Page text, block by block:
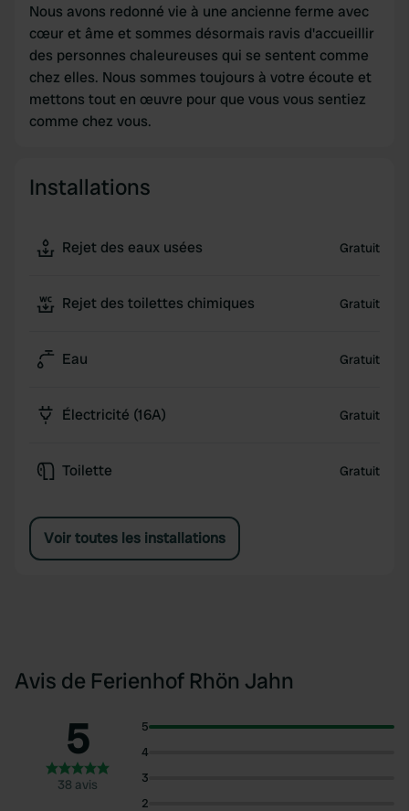
Nous avons redonné vie à une ancienne ferme avec
cœur et âme et sommes désormais ravis d'accueillir
des personnes chaleureuses qui se sentent comme
chez elles. Nous sommes toujours à votre écoute et
mettons tout en œuvre pour que vous vous sentiez
comme chez vous.
Installations
Rejet des eaux usées Gratuit
Rejet des toilettes chimiques Gratuit
Eau Gratuit
Électricité (16A) Gratuit
Toilette Gratuit
Voir toutes les installations
Avis de Ferienhof Rhön Jahn
5
38 avis
5
4
3
2